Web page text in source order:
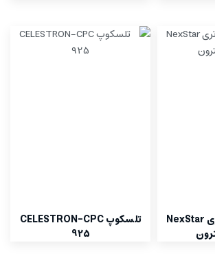
تلسکوپ کامپیوتری NexStar
تلسکوپ CELESTRON-CPC
925